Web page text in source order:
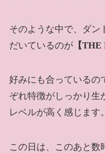
そのような中で、ダン
だいているのが【THE
好みにも合っているの
ぞれ特徴がしっかり生
レベルが高く感じます。
この日は、このあと数